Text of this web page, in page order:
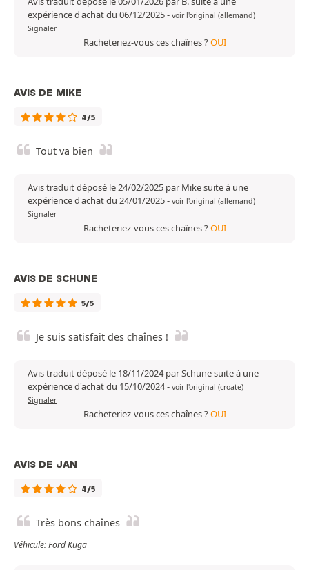
expérience d'achat du 06/12/2025- voir l'original (allemand)
Signaler
Racheteriez-vous ces chaînes ?OUI
AVIS DE MIKE
4/5
Tout va bien
Avis traduit déposé le 24/02/2025 par Mike suite à une
expérience d'achat du 24/01/2025- voir l'original (allemand)
Signaler
Racheteriez-vous ces chaînes ?OUI
AVIS DE SCHUNE
5/5
Je suis satisfait des chaînes !
Avis traduit déposé le 18/11/2024 par Schune suite à une
expérience d'achat du 15/10/2024- voir l'original (croate)
Signaler
Racheteriez-vous ces chaînes ?OUI
AVIS DE JAN
4/5
Très bons chaînes
Véhicule: Ford Kuga